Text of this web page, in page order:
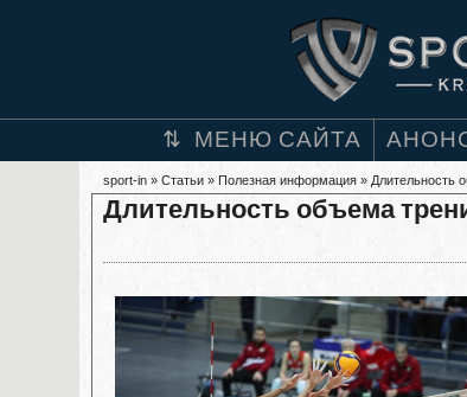
МЕНЮ САЙТА
sport-in » Статьи » Полезная информация » Длительность
Длительность объема